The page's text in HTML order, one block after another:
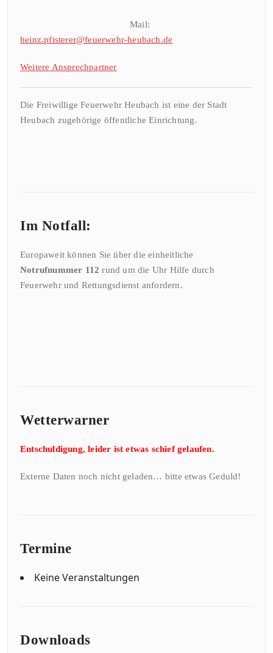
Mail:
heinz.pfisterer@feuerwehr-heubach.de
Weitere Ansprechpartner
Die Freiwillige Feuerwehr Heubach ist eine der Stadt
Heubach zugehörige öffentliche Einrichtung.
Im Notfall:
Europaweit können Sie über die einheitliche
Notrufnummer 112 rund um die Uhr Hilfe durch
Feuerwehr und Rettungsdienst anfordern.
Wetterwarner
Entschuldigung, leider ist etwas schief gelaufen.
Externe Daten noch nicht geladen… bitte etwas Geduld!
Termine
Keine Veranstaltungen
Downloads